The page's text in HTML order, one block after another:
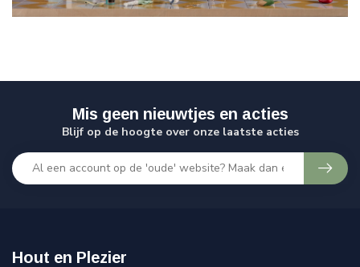
Mis geen nieuwtjes en acties
Blijf op de hoogte over onze laatste acties
Hout en Plezier